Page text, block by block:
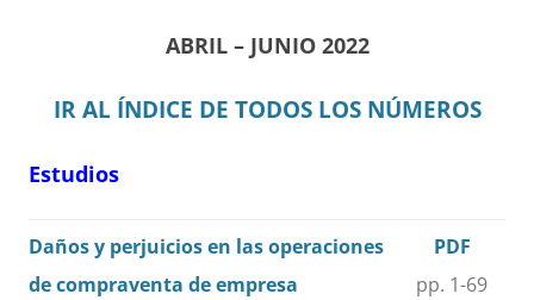
ABRIL – JUNIO 2022
IR AL ÍNDICE DE TODOS LOS NÚMEROS
Estudios
Daños y perjuicios en las operaciones
de compraventa de empresa
PDF
pp. 1-69